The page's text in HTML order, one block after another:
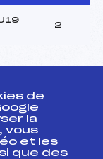
2
Cat.
FFS
de
la
vous
et les
que des